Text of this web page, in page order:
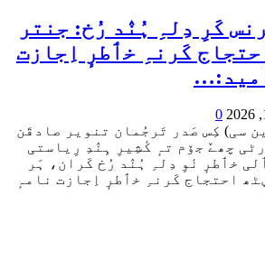
کَرِ دِلہِ ہُنٛد رُخ: جنتر
کَرنہِ خٲطرٕ اِجازت
0
سی) کِس صَدر تَرجُمان تنویر صادقَن
چھےٚ جۆم تہٕ کٔشِیرِ ہِنٛدِ رِیاستی
خٲطرٕ نٔوِ دِلہِ ہُنٛد رُخ کَران، ہَر
احتجاج کَرنہِ خٲطرٕ اِجازت نامہٕ